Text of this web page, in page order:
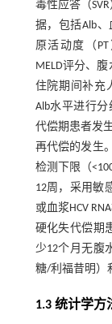
毒性应答（
据，包括Alb
原活动度（PT
MELD评分、
住院期间补充
Alb水平进行
代偿期患者发
再代偿的发生
检测下限（
12周，采用敏
或血浆HCV
硬化失代偿期
少12个月无腹
糖/利福昔明）
1.3 统计学方